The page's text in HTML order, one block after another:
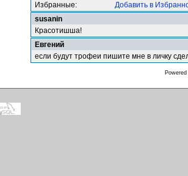
Избранные:
Добавить в
susanin
Красотишша!
Евгений
если будут трофеи пишите мне в личку